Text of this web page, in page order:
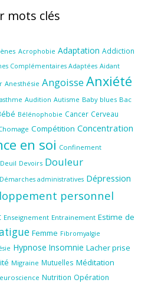
mots clés
Acrophobie Adaptation Addiction
Complémentaires Adaptées Aidant
Anesthésie Angoisse Anxiété
asthme Audition Autisme Baby blues Bac
Bélénophobie Cancer Cerveau
Compétition Concentration
en soi Confinement
Deuil Devoirs Douleur
Démarches administratives Dépression
personnel
Enseignement Entrainement Estime de
Femme Fibromyalgie
Hypnose Insomnie Lacher prise
Migraine Mutuelles Méditation
Nutrition Opération